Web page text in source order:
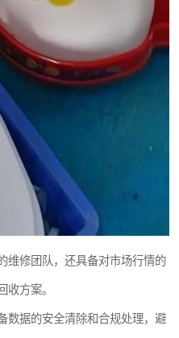
维修团队，还具备对市场行情的
收方案。
数据的安全清除和合规处理，避